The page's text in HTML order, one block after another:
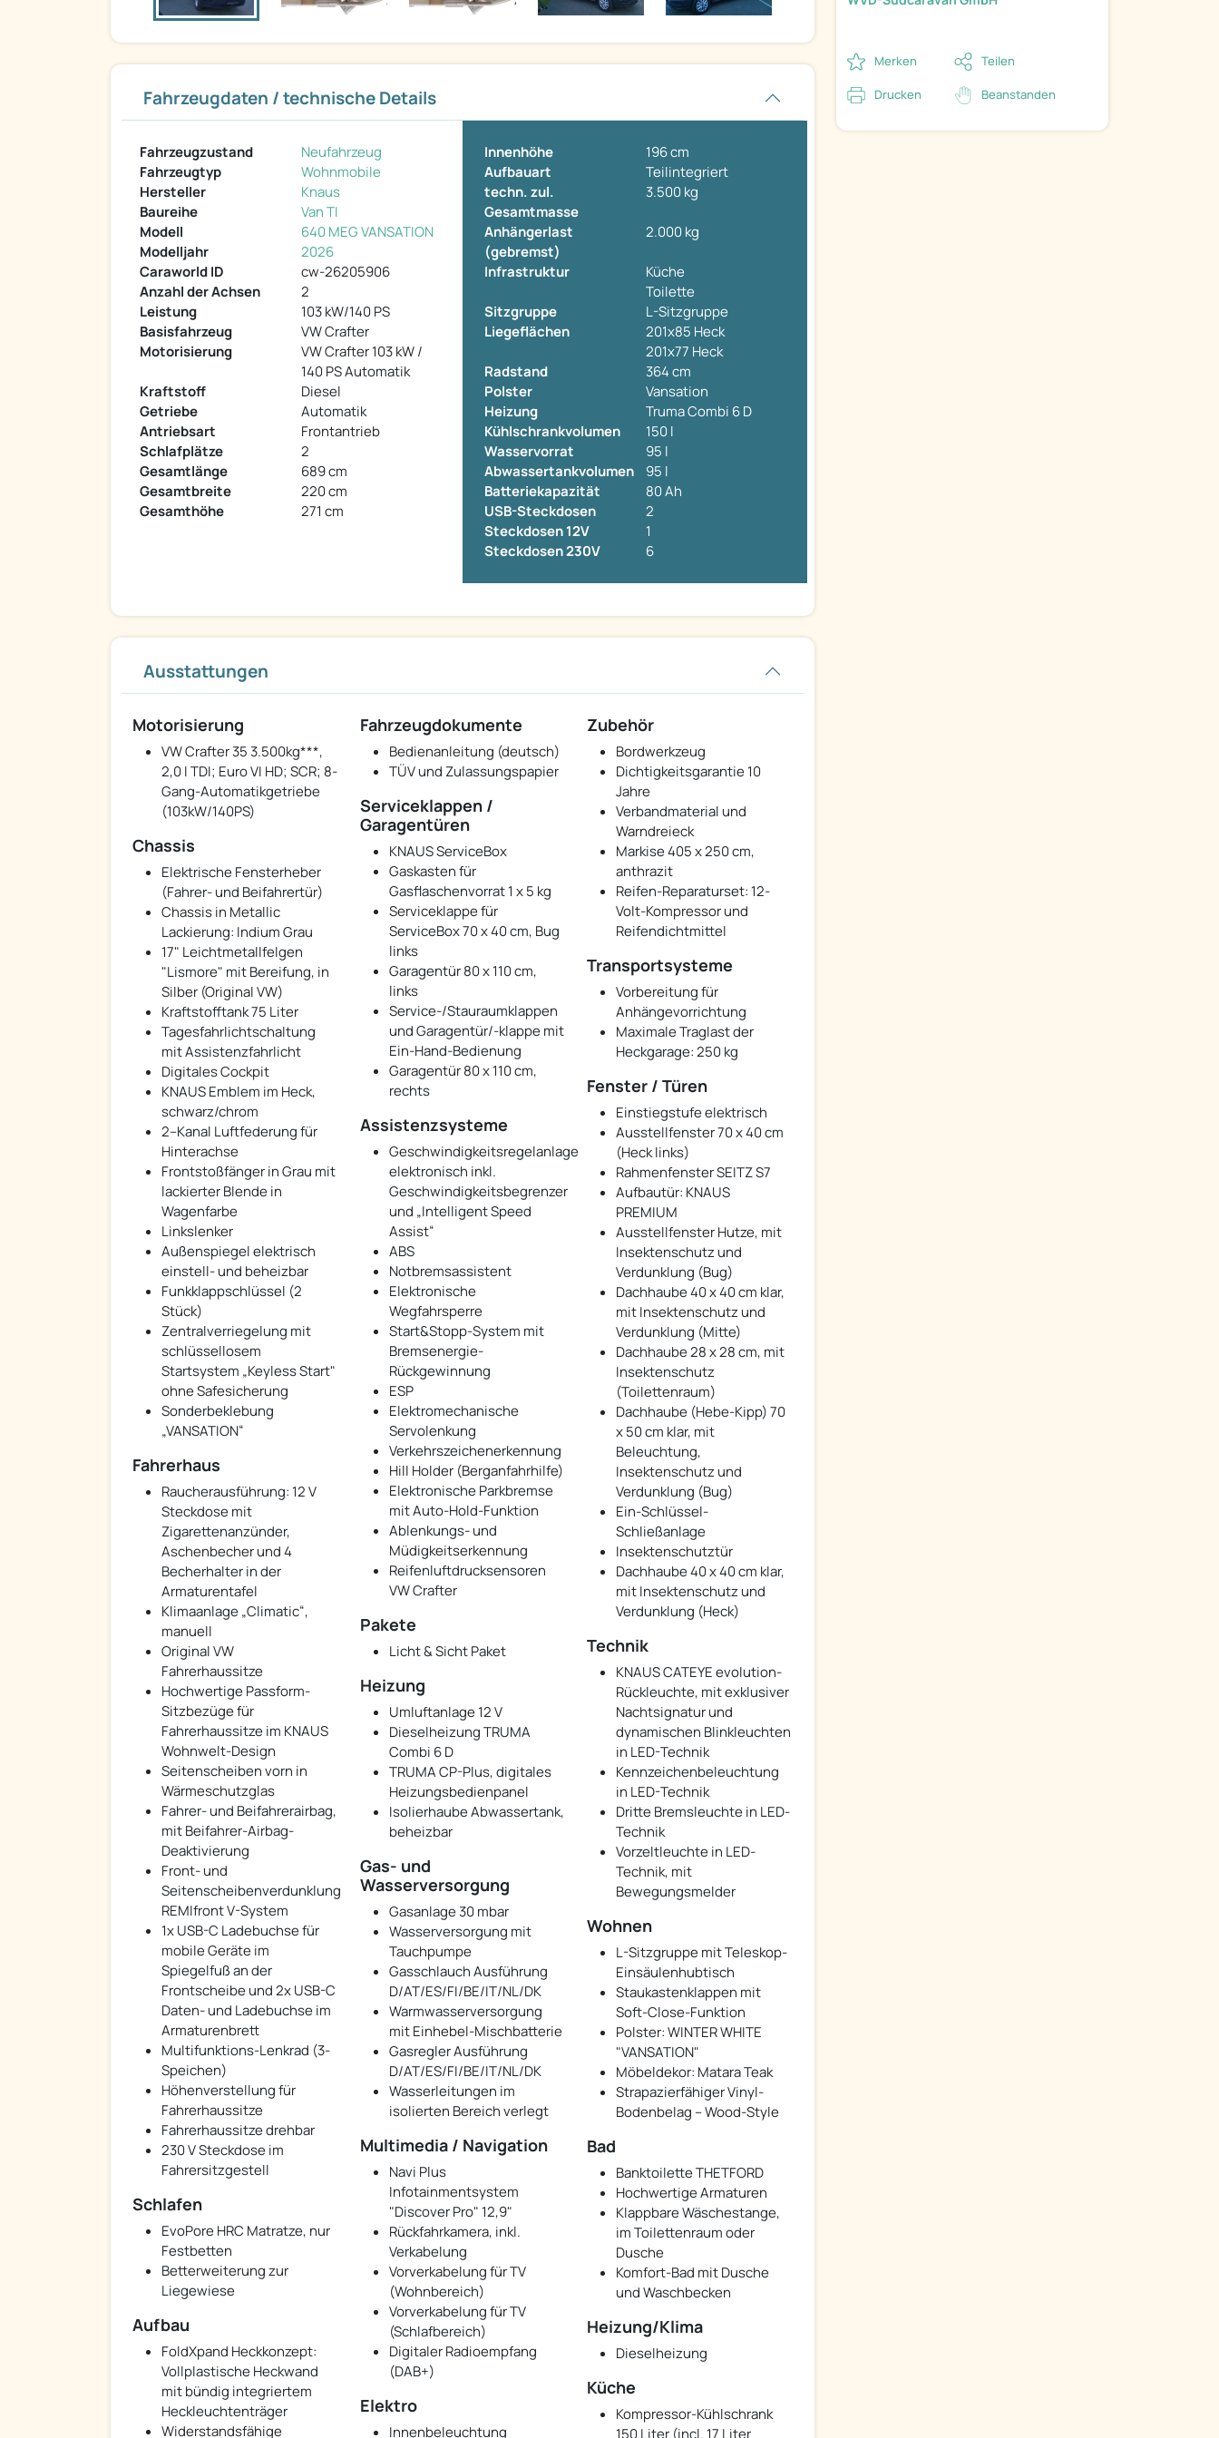
Fahrzeugdaten / technische Details
Fahrzeugzustand
Neufahrzeug
Fahrzeugtyp
Wohnmobile
Hersteller
Knaus
Baureihe
Van TI
Modell
640 MEG VANSATION
Modelljahr
2026
Caraworld ID
cw-26205906
Anzahl der Achsen
2
Leistung
103 kW/140 PS
Basisfahrzeug
VW Crafter
Motorisierung
VW Crafter 103 kW /
140 PS Automatik
Kraftstoff
Diesel
Getriebe
Automatik
Antriebsart
Frontantrieb
Schlafplätze
2
Gesamtlänge
689 cm
Gesamtbreite
220 cm
Gesamthöhe
271 cm
Innenhöhe
196 cm
Aufbauart
Teilintegriert
techn. zul.
Gesamtmasse
3.500 kg
Anhängerlast
(gebremst)
2.000 kg
Infrastruktur
Küche
Toilette
Sitzgruppe
L-Sitzgruppe
Liegeflächen
201x85 Heck
201x77 Heck
Radstand
364 cm
Polster
Vansation
Heizung
Truma Combi 6 D
Kühlschrankvolumen
150 l
Wasservorrat
95 l
Abwassertankvolumen
95 l
Batteriekapazität
80 Ah
USB-Steckdosen
2
Steckdosen 12V
1
Steckdosen 230V
6
Ausstattungen
Motorisierung
VW Crafter 35 3.500kg***,
2,0 l TDI; Euro VI HD; SCR; 8-
Gang-Automatikgetriebe
(103kW/140PS)
Fahrzeugdokumente
Bedienanleitung (deutsch)
TÜV und Zulassungspapier
Zubehör
Bordwerkzeug
Dichtigkeitsgarantie 10
Jahre
Verbandmaterial und
Warndreieck
Markise 405 x 250 cm,
anthrazit
Reifen-Reparaturset: 12-
Volt-Kompressor und
Reifendichtmittel
Serviceklappen /
Garagentüren
KNAUS ServiceBox
Gaskasten für
Gasflaschenvorrat 1 x 5 kg
Serviceklappe für
ServiceBox 70 x 40 cm, Bug
links
Garagentür 80 x 110 cm,
links
Service-/Stauraumklappen
und Garagentür/-klappe mit
Ein-Hand-Bedienung
Garagentür 80 x 110 cm,
rechts
Chassis
Elektrische Fensterheber
(Fahrer- und Beifahrertür)
Chassis in Metallic
Lackierung: Indium Grau
17" Leichtmetallfelgen
"Lismore" mit Bereifung, in
Silber (Original VW)
Kraftstofftank 75 Liter
Tagesfahrlichtschaltung
mit Assistenzfahrlicht
Digitales Cockpit
KNAUS Emblem im Heck,
schwarz/chrom
2–Kanal Luftfederung für
Hinterachse
Frontstoßfänger in Grau mit
lackierter Blende in
Wagenfarbe
Linkslenker
Außenspiegel elektrisch
einstell- und beheizbar
Funkklappschlüssel (2
Stück)
Zentralverriegelung mit
schlüssellosem
Startsystem „Keyless Start"
ohne Safesicherung
Sonderbeklebung
„VANSATION“
Transportsysteme
Vorbereitung für
Anhängevorrichtung
Maximale Traglast der
Heckgarage: 250 kg
Fenster / Türen
Einstiegstufe elektrisch
Ausstellfenster 70 x 40 cm
(Heck links)
Rahmenfenster SEITZ S7
Aufbautür: KNAUS
PREMIUM
Ausstellfenster Hutze, mit
Insektenschutz und
Verdunklung (Bug)
Dachhaube 40 x 40 cm klar,
mit Insektenschutz und
Verdunklung (Mitte)
Dachhaube 28 x 28 cm, mit
Insektenschutz
(Toilettenraum)
Dachhaube (Hebe-Kipp) 70
x 50 cm klar, mit
Beleuchtung,
Insektenschutz und
Verdunklung (Bug)
Ein-Schlüssel-
Schließanlage
Insektenschutztür
Dachhaube 40 x 40 cm klar,
mit Insektenschutz und
Verdunklung (Heck)
Assistenzsysteme
Geschwindigkeitsregelanlage
elektronisch inkl.
Geschwindigkeitsbegrenzer
und „Intelligent Speed
Assist“
ABS
Notbremsassistent
Elektronische
Wegfahrsperre
Start&Stopp-System mit
Bremsenergie-
Rückgewinnung
ESP
Elektromechanische
Servolenkung
Verkehrszeichenerkennung
Hill Holder (Berganfahrhilfe)
Elektronische Parkbremse
mit Auto-Hold-Funktion
Ablenkungs- und
Müdigkeitserkennung
Reifenluftdrucksensoren
VW Crafter
Fahrerhaus
Raucherausführung: 12 V
Steckdose mit
Zigarettenanzünder,
Aschenbecher und 4
Becherhalter in der
Armaturentafel
Klimaanlage „Climatic“,
manuell
Original VW
Fahrerhaussitze
Hochwertige Passform-
Sitzbezüge für
Fahrerhaussitze im KNAUS
Wohnwelt-Design
Seitenscheiben vorn in
Wärmeschutzglas
Fahrer- und Beifahrerairbag,
mit Beifahrer-Airbag-
Deaktivierung
Front- und
Seitenscheibenverdunklung
REMIfront V-System
1x USB-C Ladebuchse für
mobile Geräte im
Spiegelfuß an der
Frontscheibe und 2x USB-C
Daten- und Ladebuchse im
Armaturenbrett
Multifunktions-Lenkrad (3-
Speichen)
Höhenverstellung für
Fahrerhaussitze
Fahrerhaussitze drehbar
230 V Steckdose im
Fahrersitzgestell
Pakete
Licht & Sicht Paket Technik
KNAUS CATEYE evolution-
Rückleuchte, mit exklusiver
Nachtsignatur und
dynamischen Blinkleuchten
in LED-Technik
Kennzeichenbeleuchtung
in LED-Technik
Dritte Bremsleuchte in LED-
Technik
Vorzeltleuchte in LED-
Technik, mit
Bewegungsmelder
Heizung
Umluftanlage 12 V
Dieselheizung TRUMA
Combi 6 D
TRUMA CP-Plus, digitales
Heizungsbedienpanel
Isolierhaube Abwassertank,
beheizbar
Gas- und
Wasserversorgung
Gasanlage 30 mbar
Wasserversorgung mit
Tauchpumpe
Gasschlauch Ausführung
D/AT/ES/FI/BE/IT/NL/DK
Warmwasserversorgung
mit Einhebel-Mischbatterie
Gasregler Ausführung
D/AT/ES/FI/BE/IT/NL/DK
Wasserleitungen im
isolierten Bereich verlegt
Wohnen
L-Sitzgruppe mit Teleskop-
Einsäulenhubtisch
Staukastenklappen mit
Soft-Close-Funktion
Polster: WINTER WHITE
"VANSATION"
Möbeldekor: Matara Teak
Strapazierfähiger Vinyl-
Bodenbelag – Wood-Style
Multimedia / Navigation
Navi Plus
Infotainmentsystem
"Discover Pro" 12,9"
Rückfahrkamera, inkl.
Verkabelung
Vorverkabelung für TV
(Wohnbereich)
Vorverkabelung für TV
(Schlafbereich)
Digitaler Radioempfang
(DAB+)
Bad
Banktoilette THETFORD
Hochwertige Armaturen
Klappbare Wäschestange,
im Toilettenraum oder
Dusche
Komfort-Bad mit Dusche
und Waschbecken
Schlafen
EvoPore HRC Matratze, nur
Festbetten
Betterweiterung zur
Liegewiese
Aufbau
FoldXpand Heckkonzept:
Vollplastische Heckwand
mit bündig integriertem
Heckleuchtenträger
Widerstandsfähige
Heizung/Klima
Dieselheizung
Küche
Kompressor-Kühlschrank
150 Liter (incl. 17 Liter
Elektro
Innenbeleuchtung
Merken Teilen
Drucken Beanstanden